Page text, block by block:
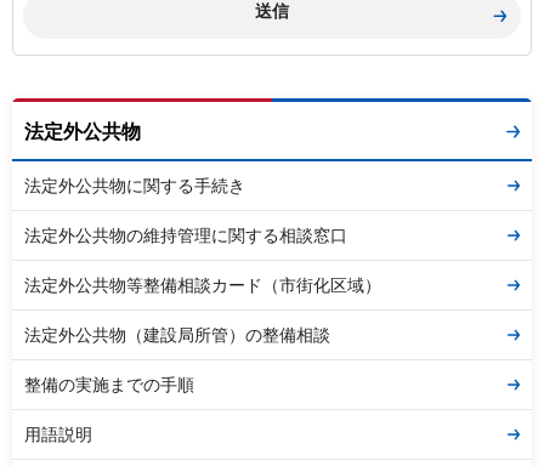
法定外公共物
法定外公共物に関する手続き
法定外公共物の維持管理に関する相談窓口
法定外公共物等整備相談カード（市街化区域）
法定外公共物（建設局所管）の整備相談
整備の実施までの手順
用語説明